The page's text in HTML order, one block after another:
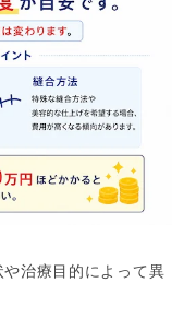
治療目的によって異